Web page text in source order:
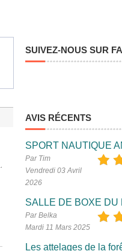
SUIVEZ-NOUS SUR
AVIS RÉCENTS
SPORT NAUTIQUE
Par Tim
Vendredi 03 Avril
2026
SALLE DE BOXE DU
Par Belka
Mardi 11 Mars 2025
Les attelages de la